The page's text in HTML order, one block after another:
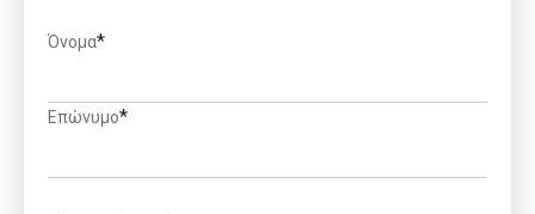
Όνομα*
Επώνυμο*